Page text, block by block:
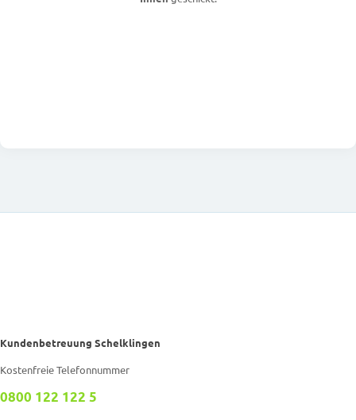
Kundenbetreuung Schelklingen
Kostenfreie Telefonnummer
0800 122 122 5